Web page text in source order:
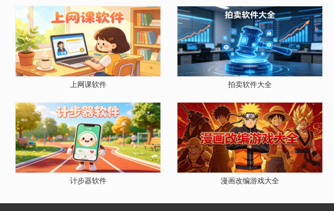
上网课软件 拍卖软件大全
计步器软件 漫画改编游戏大全